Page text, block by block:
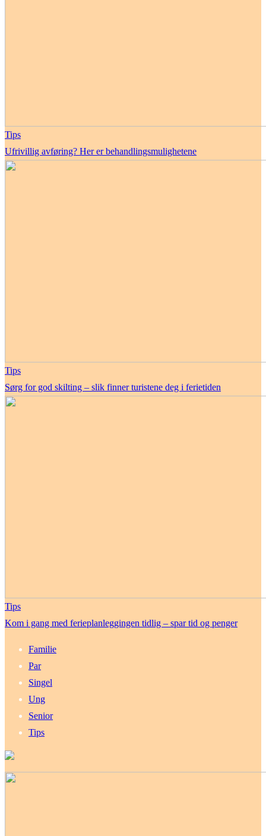
Tips
Ufrivillig avføring? Her er behandlingsmulighetene
Tips
Sørg for god skilting – slik finner turistene deg i ferietiden
Tips
Kom i gang med ferieplanleggingen tidlig – spar tid og penger
Familie
Par
Singel
Ung
Senior
Tips